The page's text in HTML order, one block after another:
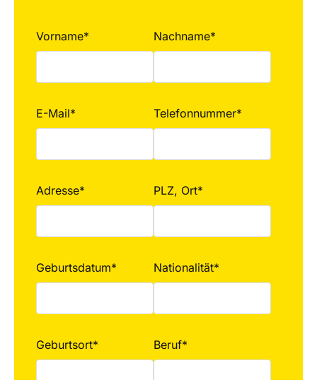
Vorname* Nachname*
E-Mail* Telefonnummer*
Adresse* PLZ, Ort*
Geburtsdatum* Nationalität*
Geburtsort* Beruf*